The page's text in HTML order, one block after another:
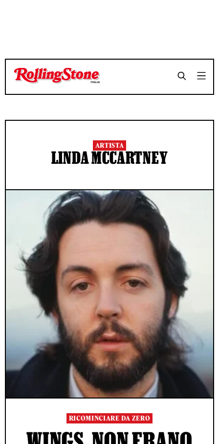
ARTISTA
LINDA MCCARTNEY
RICOMINCIARE DA ZERO